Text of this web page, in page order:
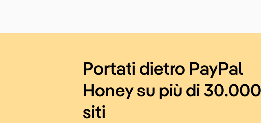
Portati dietro PayPal
Honey su più di 30.000
siti